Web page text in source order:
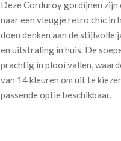
Deze Corduroy gordijnen zijn
naar een vleugje retro chic in
doen denken aan de stijlvolle
en uitstraling in huis. De
prachtig in plooi vallen,
van 14 kleuren om uit te
passende optie beschikbaar.